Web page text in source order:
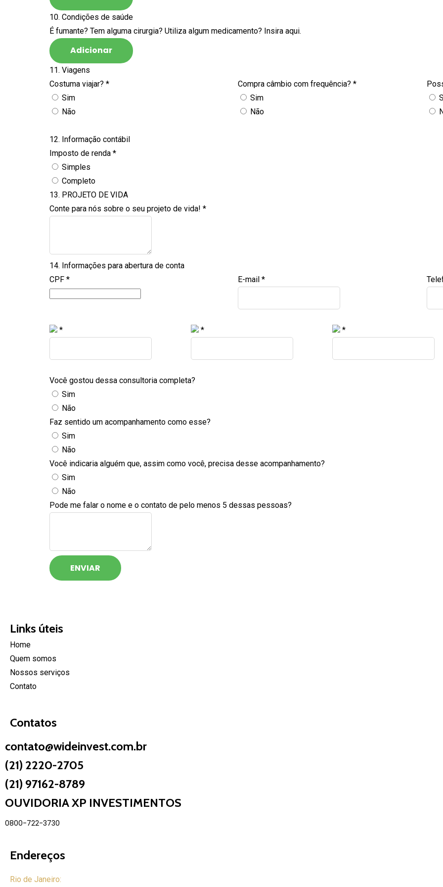
10. Condições de saúde
É fumante? Tem alguma cirurgia? Utiliza algum medicamento? Insira aqui.
Adicionar
11. Viagens
Costuma viajar? *
Sim
Não
Compra câmbio com frequência?*
Sim
Não
12. Informação contábil
Imposto de renda *
Simples
Completo
13. PROJETO DE VIDA
Conte para nós sobre o seu projeto de vida! *
14. Informações para abertura de conta
CPF * E-mail*
* * *
Você gostou dessa consultoria completa?
Sim
Não
Faz sentido um acompanhamento como esse?
Sim
Não
Você indicaria alguém que, assim como você, precisa desse acompanhamento?
Sim
Não
Pode me falar o nome e o contato de pelo menos 5 dessas pessoas?
ENVIAR
Links úteis
Home
Quem somos
Nossos serviços
Contato
Contatos
contato@wideinvest.com.br
(21) 2220-2705
(21) 97162-8789
OUVIDORIA XP INVESTIMENTOS
0800-722-3730
Endereços
Rio de Janeiro: